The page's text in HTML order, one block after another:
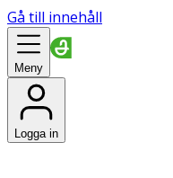
Gå till innehåll
Meny
Logga in